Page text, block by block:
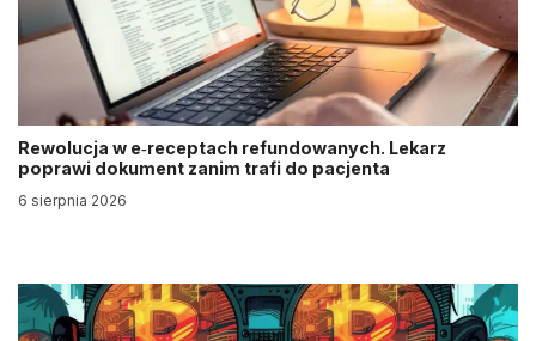
Rewolucja w e‑receptach refundowanych. Lekarz
poprawi dokument zanim trafi do pacjenta
6 sierpnia 2026